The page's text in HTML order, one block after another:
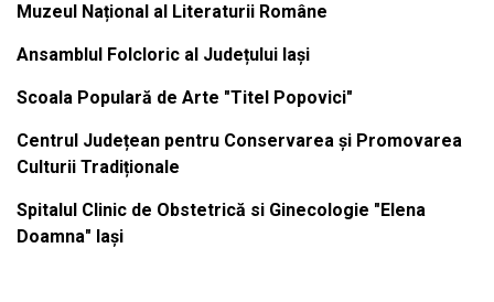
Muzeul Național al Literaturii Române
Ansamblul Folcloric al Județului Iași
Scoala Populară de Arte "Titel Popovici"
Centrul Județean pentru Conservarea și Promovarea
Culturii Tradiționale
Spitalul Clinic de Obstetrică si Ginecologie "Elena
Doamna" Iași